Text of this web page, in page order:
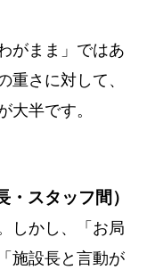
がまま」ではあ
重さに対して、
大半です。
スタッフ間）
しかし、「お局
施設長と言動が